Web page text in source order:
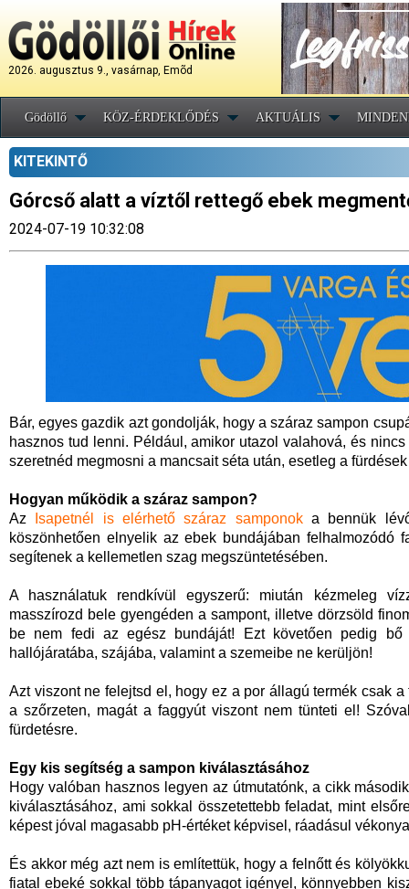
2026. augusztus 9., vasárnap, Emõd
Gödöllő KÖZ-ÉRDEKLŐDÉS AKTUÁLIS
KITEKINTŐ
Górcső alatt a víztől rettegő ebek
2024-07-19 10:32:08
Bár, egyes gazdik azt gondolják, hogy a száraz sampon
hasznos tud lenni. Például, amikor utazol valahová, és
szeretnéd megmosni a mancsait séta után, esetleg a
Hogyan működik a száraz sampon?
Az
Isapetnél is elérhető száraz samponoka bennük lévő
köszönhetően elnyelik az ebek bundájában felhalmozódó
segítenek a kellemetlen szag megszüntetésében.
A használatuk rendkívül egyszerű: miután kézmeleg
masszírozd bele gyengéden a sampont, illetve dörzsöld
be nem fedi az egész bundáját! Ezt követően pedig
hallójáratába, szájába, valamint a szemeibe ne kerüljön!
Azt viszont ne felejtsd el, hogy ez a por állagú termék csak
a szőrzeten, magát a faggyút viszont nem tünteti el!
fürdetésre.
Egy kis segítség a sampon kiválasztásához
Hogy valóban hasznos legyen az útmutatónk, a cikk
kiválasztásához, ami sokkal összetettebb feladat, mint
képest jóval magasabb pH-értéket képvisel, ráadásul
És akkor még azt nem is említettük, hogy a felnőtt és
fiatal ebeké sokkal több tápanyagot igényel, könnyebben